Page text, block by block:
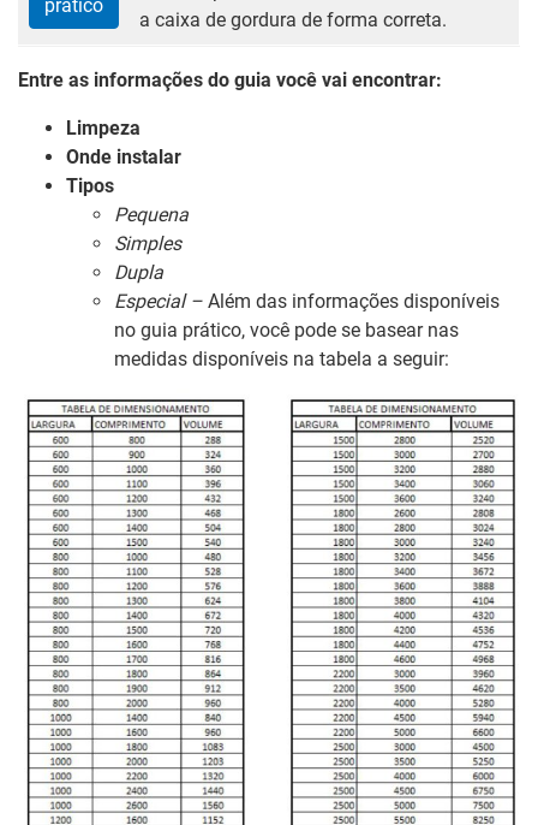
prático
a caixa de gordura de forma correta.
Entre as informações do guia você vai encontrar:
Limpeza
Onde instalar
Tipos
Pequena
Simples
Dupla
Especial – Além das informações disponíveis
no guia prático, você pode se basear nas
medidas disponíveis na tabela a seguir: